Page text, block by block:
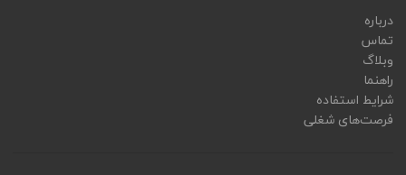
درباره
تماس
وبلاگ
راهنما
شرایط استفاده
فرصت‌های شغلی